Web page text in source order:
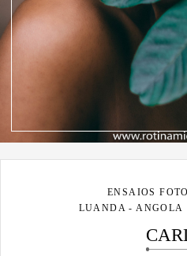
ENSAIOS
LUANDA - ANGOLA